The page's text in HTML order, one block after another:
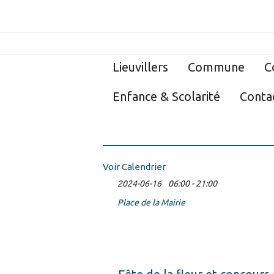
Lieuvillers Commune
Enfance & Scolarité
Voir Calendrier
2024-06-16
06:00 - 21:00
Place de la Mairie